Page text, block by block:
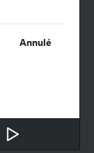
Annulé